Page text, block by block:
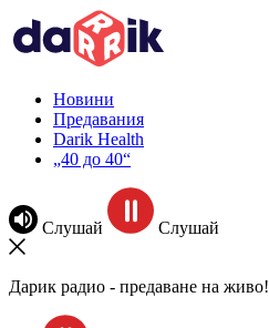
Новини
Предавания
Darik Health
„40 до 40“
Слушай Слушай
Дарик радио - предаване на живо!